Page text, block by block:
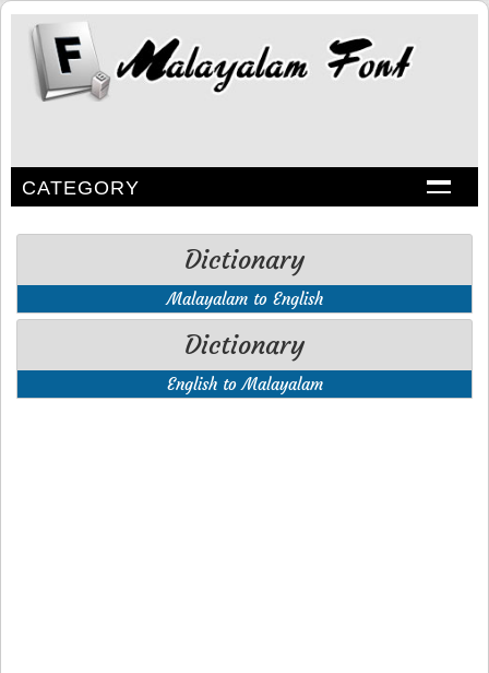
CATEGORY
Dictionary
Malayalam to English
Dictionary
English to Malayalam